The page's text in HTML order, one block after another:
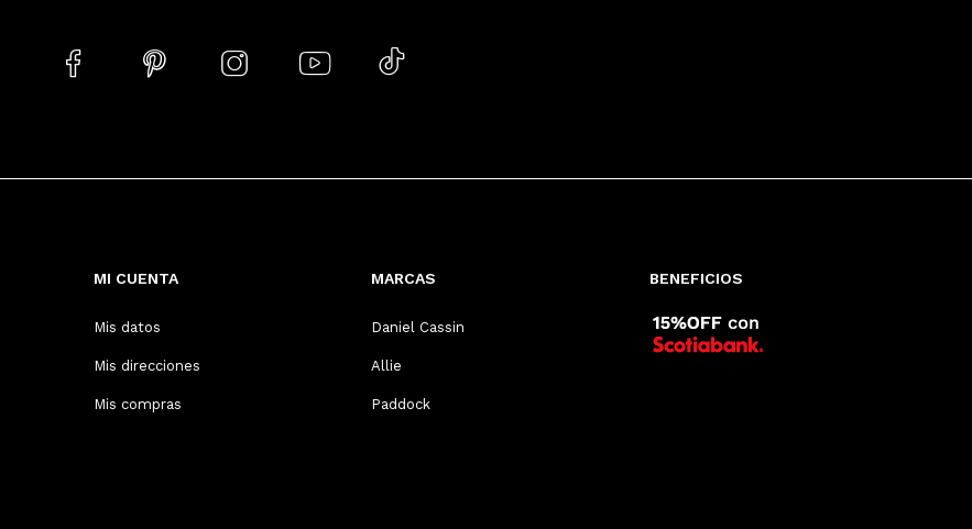
MI CUENTA
Mis datos
Mis direcciones
Mis compras
MARCAS
Daniel Cassin
Allie
Paddock
BENEFICIOS
    